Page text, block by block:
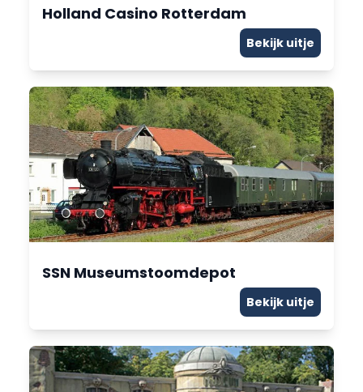
Holland Casino Rotterdam
Bekijk uitje
SSN Museumstoomdepot
Bekijk uitje